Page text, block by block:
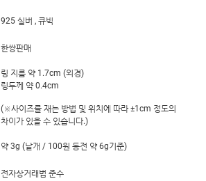
925 실버 , 큐빅
한쌍판매
링 지름 약 1.7cm (외경)
링두께 약 0.4cm
(※사이즈를 재는 방법 및 위치에 따라 ±1cm 정도의
차이가 있을 수 있습니다.)
약 3g (낱개 / 100원 동전 약 6g기준)
전자상거래법 준수